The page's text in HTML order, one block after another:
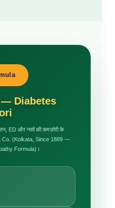
— Diabetes
ED और नसों की कमज़ोरी के
& Co. (Kolkata, Since 1889 —
Formula)।